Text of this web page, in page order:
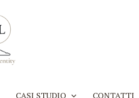
CASI STUDIO CONTATTI